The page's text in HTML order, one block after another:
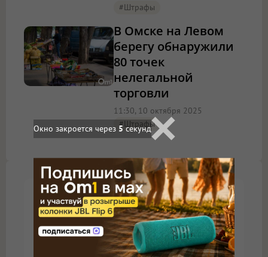
#штрафы
В Омске на Левом
берегу обнаружили
80 точек
нелегальной
торговли
11:30, 10 октября 2025
#штрафы
Окно закроется через 4секунд